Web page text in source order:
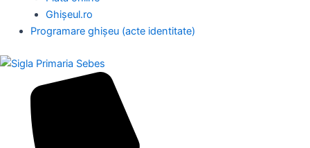
Ghișeul.ro
Programare ghișeu (acte identitate)